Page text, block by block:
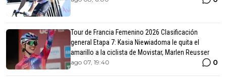
Tour de Francia Femenino 2026 Clasificación
general Etapa 7: Kasia Niewiadoma le quita el
amarillo a la ciclista de Movistar, Marlen Reusser
ago 07, 19:40 0